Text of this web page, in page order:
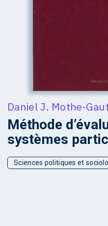
Daniel J. Mothe-
Méthode
systèmes
Sciences politiques et